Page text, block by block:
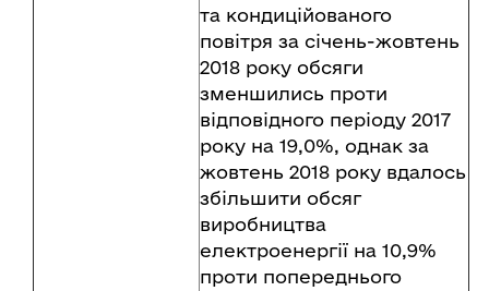
та кондиційованого
повітря за січень-жовтень
2018 року обсяги
зменшились проти
відповідного періоду 2017
року на 19,0%, однак за
жовтень 2018 року вдалось
збільшити обсяг
виробництва
електроенергії на 10,9%
проти попереднього